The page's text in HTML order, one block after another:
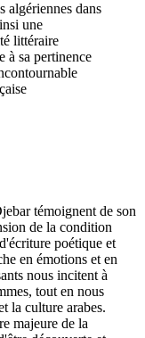
algériennes dans
une
littéraire
à sa pertinence
témoignent de son
de la condition
poétique et
en émotions et en
nous incitent à
tout en nous
la culture arabes.
majeure de la